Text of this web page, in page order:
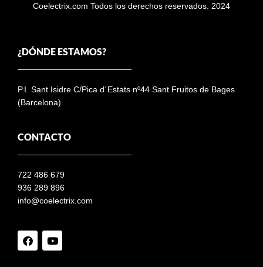
Coelectrix.com Todos los derechos reservados. 2024
¿DÓNDE ESTAMOS?
P.I. Sant Isidre C/Pica d´Estats nº44 Sant Fruitos de Bages
(Barcelona)
CONTACTO
722 486 679
936 289 896
info@coelectrix.com